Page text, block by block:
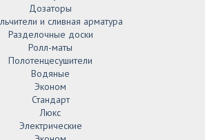
Дозаторы
и сливная арматура
Разделочные доски
Ролл-маты
Полотенцесушители
Водяные
Эконом
Стандарт
Люкс
Электрические